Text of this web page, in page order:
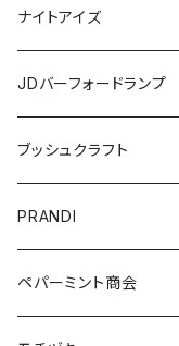
ナイトアイズ
JDバーフォードランプ
ブッシュクラフト
PRANDI
ペパーミント商会